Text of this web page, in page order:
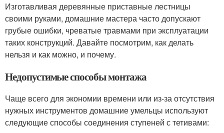
Изготавливая деревянные приставные лестницы
своими руками, домашние мастера часто допускают
грубые ошибки, чреватые травмами при эксплуатации
таких конструкций. Давайте посмотрим, как делать
нельзя и как можно, и почему.
Недопустимые способы монтажа
Чаще всего для экономии времени или из-за отсутствия
нужных инструментов домашние умельцы используют
следующие способы соединения ступеней с тетивами: